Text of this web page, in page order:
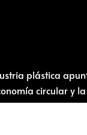
plástica
circular y